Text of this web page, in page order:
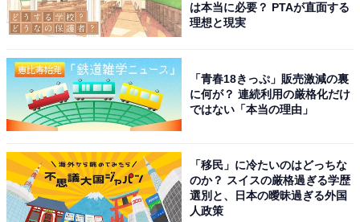
は本当に必要？ PTAが直面する
理想と現実
「青春18きっぷ」販売激減の裏
に何が？ 連続利用の厳格化だけ
ではない「本当の理由」
「移民」に冷たいのはどっちな
のか？ スイスの厳格過ぎる学歴
選別と、日本の曖昧過ぎる外国
人政策